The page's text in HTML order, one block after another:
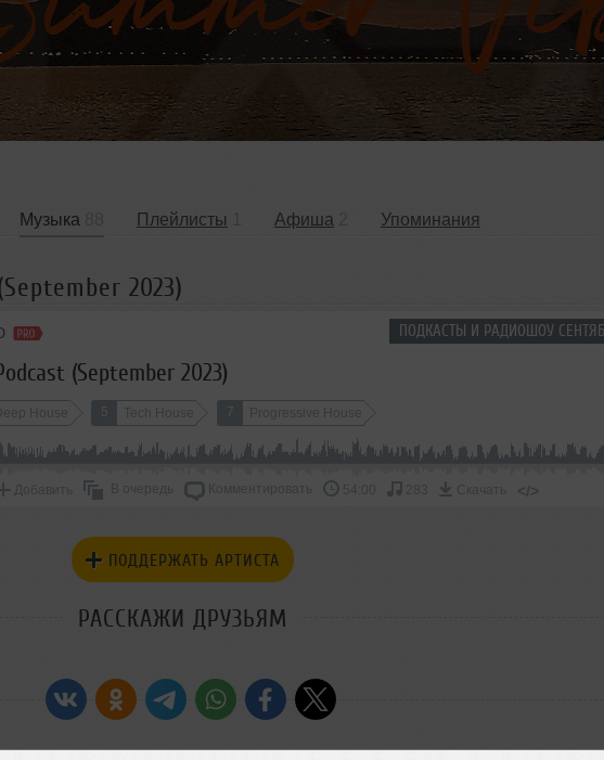
Музыка Плейлисты Афиша Упоминания
2023)
ПОДКАСТЫ И РАДИОШОУ
(September 2023)
Deep House 5 Tech House 7 Progressive House
Добавить В очередь Комментировать 54:00 283 Скачать </>
ПОДДЕРЖАТЬ АРТИСТА
РАССКАЖИ ДРУЗЬЯМ